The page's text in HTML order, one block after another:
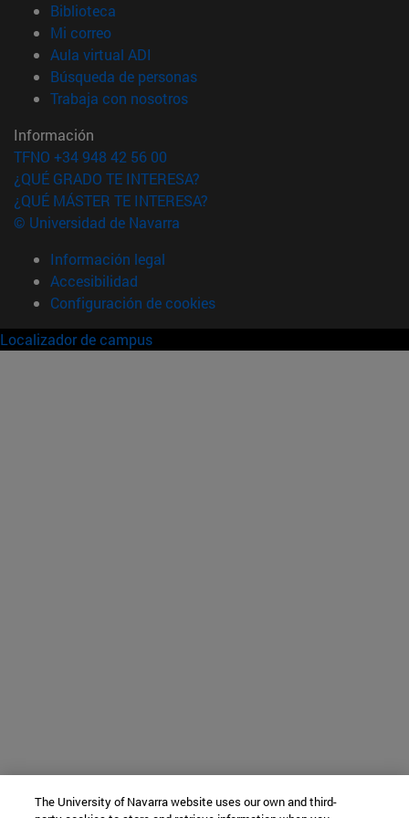
Biblioteca
Mi correo(abre en nueva ventana)
Aula virtual ADI
Búsqueda de personas(abre en nueva ventana)
Trabaja con nosotros(abre en nueva ventana)
Información
TFNO +34 948 42 56 00
¿QUÉ GRADO TE INTERESA?
¿QUÉ MÁSTER TE INTERESA?
© Universidad de Navarra
Información legal
Accesibilidad
Configuración de cookies
Localizador de campus
The University of Navarra website uses our own and third-